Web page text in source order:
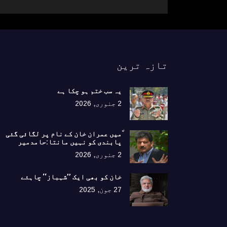
تازہ ترین
یہ سب ختم ہو چکا ہے
2 جنوری, 2026
٘میں عمران خان کے نام پر لگائی گئی
پابندی کو نہیں مانتا:حامدمیر
2 جنوری, 2026
خان کو بھی ایک ’’شہباز‘‘ چاہئے​
27 جون, 2025